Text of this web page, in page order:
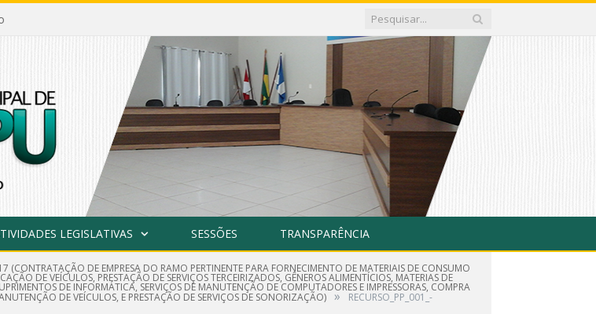
LEGISLATIVAS SESSÕES TRANSPARÊNCIA
(CONTRATAÇÃO DE EMPRESA DO RAMO PERTINENTE PARA FORNECIMENTO DE MATERIAIS DE CONSUMO
DE VEÍCULOS, PRESTAÇÃO DE SERVIÇOS TERCEIRIZADOS, GÊNEROS ALIMENTÍCIOS, MATERIAS DE
DE INFORMÁTICA, SERVIÇOS DE MANUTENÇÃO DE COMPUTADORES E IMPRESSORAS, COMPRA
DE VEÍCULOS, E PRESTAÇÃO DE SERVIÇOS DE SONORIZAÇÃO) » RECURSO_PP_001_-